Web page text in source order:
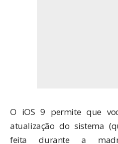
O iOS 9 permite que
atualização do sistema
feita durante a